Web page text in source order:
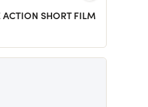
ACTION SHORT FILM